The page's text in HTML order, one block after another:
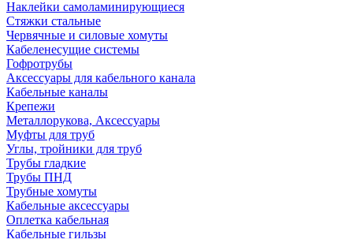
Наклейки самоламинирующиеся
Стяжки стальные
Червячные и силовые хомуты
Кабеленесущие системы
Гофротрубы
Аксессуары для кабельного канала
Кабельные каналы
Крепежи
Металлорукова, Аксессуары
Муфты для труб
Углы, тройники для труб
Трубы гладкие
Трубы ПНД
Трубные хомуты
Кабельные аксессуары
Оплетка кабельная
Кабельные гильзы